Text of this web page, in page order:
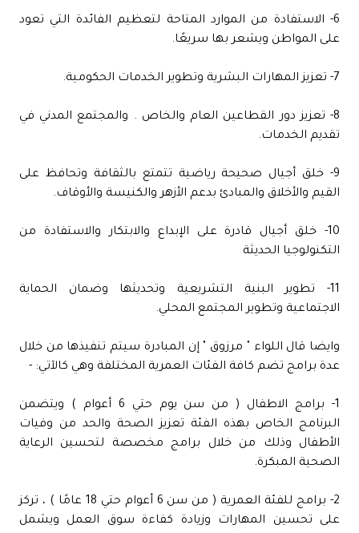
6- الاستفادة من الموارد المتاحة لتعظيم الفائدة التي تعود
على المواطن ويشعر بها سريعًا.
7- تعزيز المهارات البشرية وتطوير الخدمات الحكومية.
8- تعزيز دور القطاعين العام والخاص . والمجتمع المدني في
تقديم الخدمات.
9- خلق أجيال صحيحة رياضية تتمتع بالثقافة وتحافظ على
القيم والأخلاق والمبادئ بدعم الأزهر والكنيسة والأوقاف.
10- خلق أجيال قادرة على الإبداع والابتكار والاستفادة من
التكنولوجيا الحديثة
11- تطوير البنية التشريعية وتحديثها وضمان الحماية
الاجتماعية وتطوير المجتمع المحلي.
وايضا قال اللواء " مرزوق " إن المبادرة سيتم تنفيذها من خلال
عدة برامج تضم كافة الفئات العمرية المختلفة وهي كالآتي: -
1- برامج الاطفال ( من سن يوم حتي 6 أعوام ) ويتضمن
البرنامج الخاص بهذه الفئة تعزيز الصحة والحد من وفيات
الأطفال وذلك من خلال برامج مخصصة لتحسين الرعاية
الصحية المبكرة.
2- برامج للفئة العمرية ( من سن 6 أعوام حتي 18 عامًا ) ، تركز
على تحسين المهارات وزيادة كفاءة سوق العمل ويشمل